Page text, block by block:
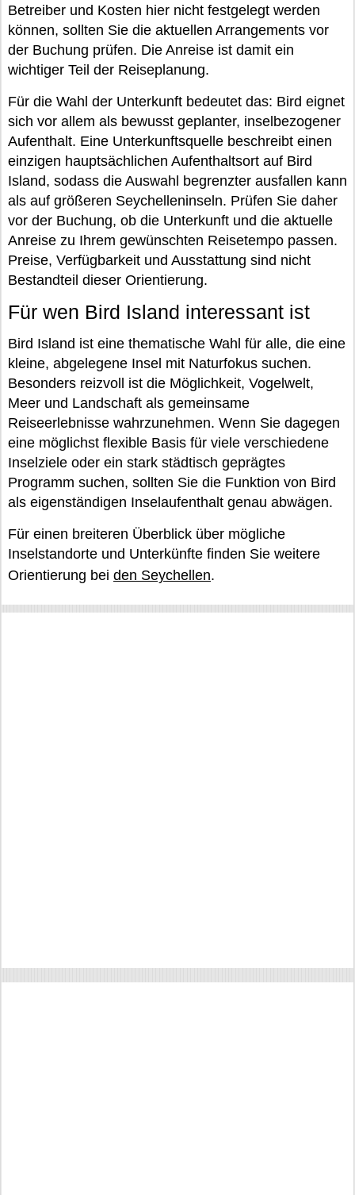
Betreiber und Kosten hier nicht festgelegt werden
können, sollten Sie die aktuellen Arrangements vor
der Buchung prüfen. Die Anreise ist damit ein
wichtiger Teil der Reiseplanung.
Für die Wahl der Unterkunft bedeutet das: Bird eignet
sich vor allem als bewusst geplanter, inselbezogener
Aufenthalt. Eine Unterkunftsquelle beschreibt einen
einzigen hauptsächlichen Aufenthaltsort auf Bird
Island, sodass die Auswahl begrenzter ausfallen kann
als auf größeren Seychelleninseln. Prüfen Sie daher
vor der Buchung, ob die Unterkunft und die aktuelle
Anreise zu Ihrem gewünschten Reisetempo passen.
Preise, Verfügbarkeit und Ausstattung sind nicht
Bestandteil dieser Orientierung.
Für wen Bird Island interessant ist
Bird Island ist eine thematische Wahl für alle, die eine
kleine, abgelegene Insel mit Naturfokus suchen.
Besonders reizvoll ist die Möglichkeit, Vogelwelt,
Meer und Landschaft als gemeinsame
Reiseerlebnisse wahrzunehmen. Wenn Sie dagegen
eine möglichst flexible Basis für viele verschiedene
Inselziele oder ein stark städtisch geprägtes
Programm suchen, sollten Sie die Funktion von Bird
als eigenständigen Inselaufenthalt genau abwägen.
Für einen breiteren Überblick über mögliche
Inselstandorte und Unterkünfte finden Sie weitere
Orientierung bei den Seychellen.